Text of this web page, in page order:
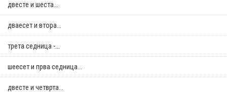
двестe и шеста...
дваесет и втора...
трета седница -...
шеесет и прва седница...
двестe и четврта...